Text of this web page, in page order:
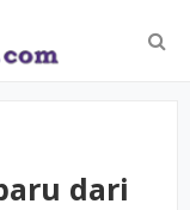
dari